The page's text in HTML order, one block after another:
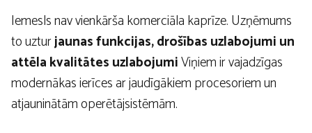
Iemesls nav vienkārša komerciāla kaprīze. Uzņēmums
to uzturjaunas funkcijas, drošības uzlabojumi un
attēla kvalitātes uzlabojumiViņiem ir vajadzīgas
modernākas ierīces ar jaudīgākiem procesoriem un
atjauninātām operētājsistēmām.